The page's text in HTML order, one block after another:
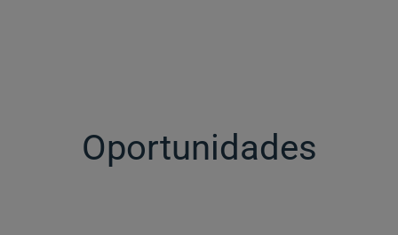
Oportunidades